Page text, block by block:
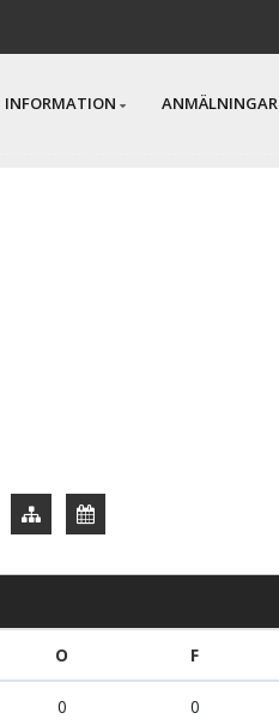
INFORMATION ANMÄLNINGAR
O F
0 0